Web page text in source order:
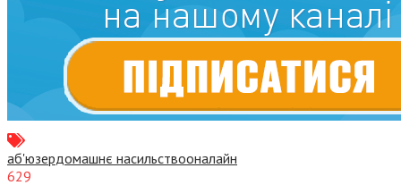
аб'юзердомашнє насильствооналайн
629